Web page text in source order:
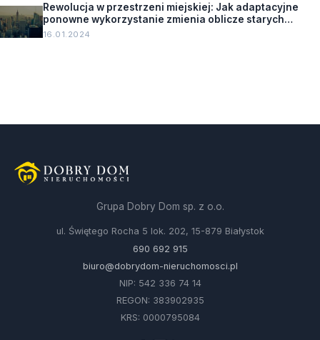
Rewolucja w przestrzeni miejskiej: Jak adaptacyjne
ponowne wykorzystanie zmienia oblicze starych
budynków.
16.01.2024
Grupa Dobry Dom sp. z o.o.
ul. Świętego Rocha 5 lok. 202, 15-879 Białystok
690 692 915
biuro@dobrydom-nieruchomosci.pl
NIP: 542 336 74 14
REGON: 383902935
KRS: 0000795084